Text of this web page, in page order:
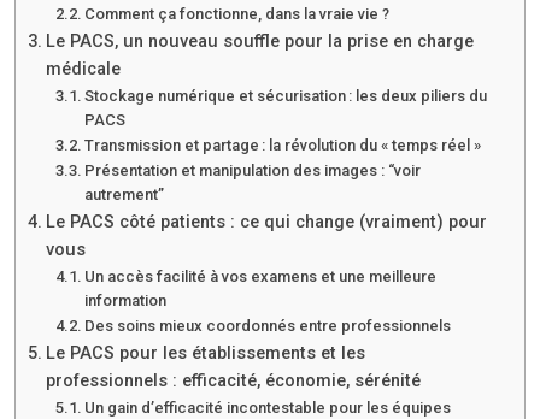
Comment ça fonctionne, dans la vraie vie ?
Le PACS, un nouveau souffle pour la prise en charge
médicale
Stockage numérique et sécurisation : les deux piliers du
PACS
Transmission et partage : la révolution du « temps réel »
Présentation et manipulation des images : “voir
autrement”
Le PACS côté patients : ce qui change (vraiment) pour
vous
Un accès facilité à vos examens et une meilleure
information
Des soins mieux coordonnés entre professionnels
Le PACS pour les établissements et les
professionnels : efficacité, économie, sérénité
Un gain d’efficacité incontestable pour les équipes